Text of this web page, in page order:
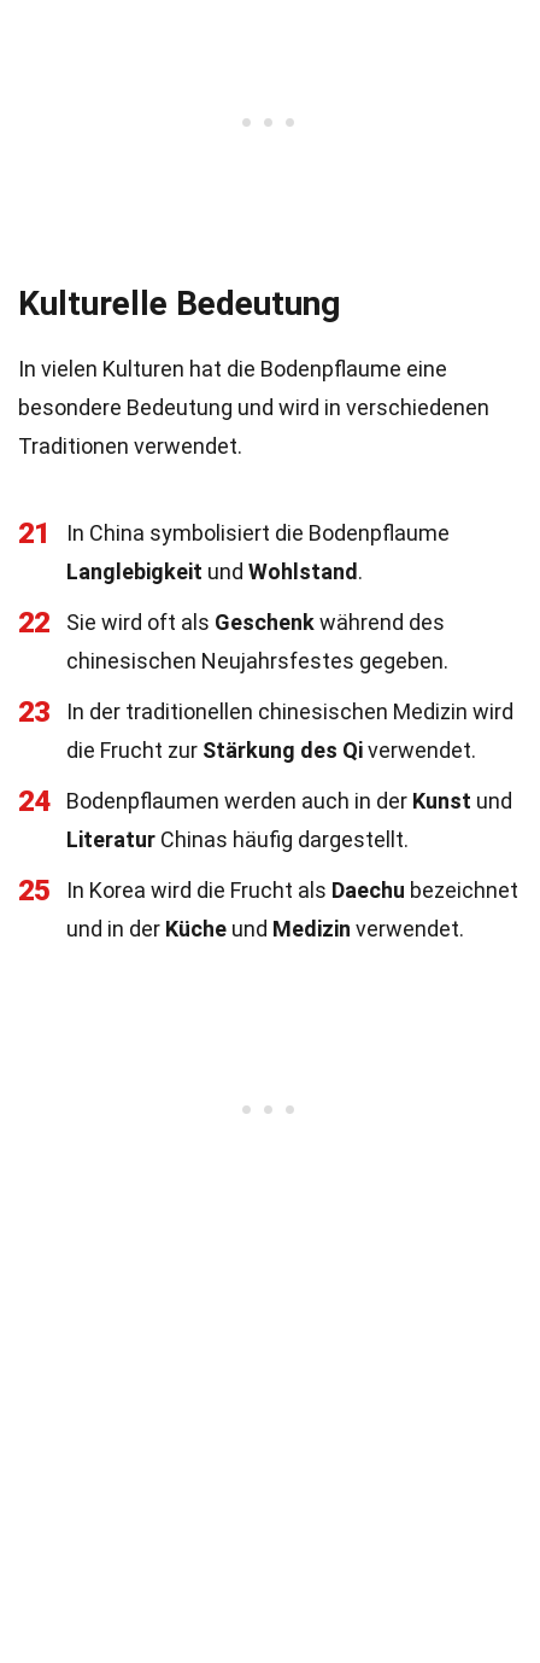
Kulturelle Bedeutung
In vielen Kulturen hat die Bodenpflaume eine
besondere Bedeutung und wird in verschiedenen
Traditionen verwendet.
21
In China symbolisiert die Bodenpflaume
Langlebigkeit und Wohlstand .
22 Sie wird oft als Geschenkwährend des
chinesischen Neujahrsfestes gegeben.
23
In der traditionellen chinesischen Medizin wird
die Frucht zur Stärkung des Qiverwendet.
24 Bodenpflaumen werden auch in der Kunst und
Literatur Chinas häufig dargestellt.
25 In Korea wird die Frucht als Daechu bezeichnet
und in der Küche und Medizin verwendet.